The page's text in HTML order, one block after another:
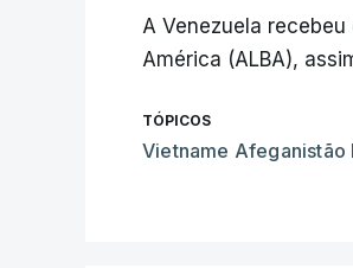
A Venezuela
América (ALBA),
TÓPICOS
Vietname Afeganistão